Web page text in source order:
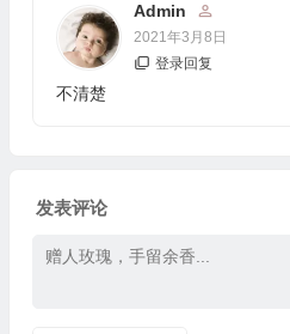
Admin
2021年3月8日
登录回复
不清楚
发表评论